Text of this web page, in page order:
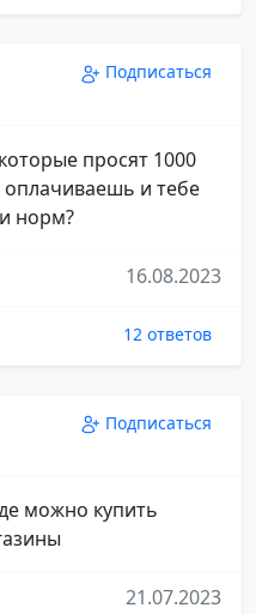
Подписаться
просят 1000
и тебе
норм?
16.08.2023
12 ответов
Подписаться
можно купить
21.07.2023